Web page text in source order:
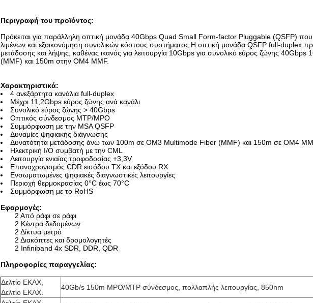
Περιγραφή του προϊόντος:
Πρόκειται για παράλληλη οπτική μονάδα 40Gbps Quad Small Form-factor Pluggable (QSFP)
λιμένων και εξοικονόμηση συνολικών κόστους συστήματος.Η οπτική μονάδα QSFP full-duplex
μετάδοσης και λήψης, καθένας ικανός για λειτουργία 10Gbps για συνολικό εύρος ζώνης
(MMF) και 150m στην OM4 MMF.
Χαρακτηριστικά:
4 ανεξάρτητα κανάλια full-duplex
Μέχρι 11,2Gbps εύρος ζώνης ανά κανάλι
Συνολικό εύρος ζώνης > 40Gbps
Οπτικός σύνδεσμος MTP/MPO
Συμμόρφωση με την MSA QSFP
Δυναμίες ψηφιακής διάγνωσης
Δυνατότητα μετάδοσης άνω των 100m σε OM3 Multimode Fiber (MMF) και 150m σε OM4
Ηλεκτρική I/O συμβατή με την CML
Λειτουργία ενιαίας τροφοδοσίας +3,3V
Επαναχρονισμός CDR εισόδου TX και εξόδου RX
Ενσωματωμένες ψηφιακές διαγνωστικές λειτουργίες
Περιοχή θερμοκρασίας 0°C έως 70°C
Συμμόρφωση με το RoHS
Εφαρμογές:
2 Από ράφι σε ράφι
2 Κέντρα δεδομένων
2 Δίκτυα μετρό
2 Διακόπτες και δρομολογητές
2 Infiniband 4x SDR, DDR, QDR
Πληροφορίες παραγγελίας:
Δελτίο ΕΚΑΧ,
Δελτίο ΕΚΑΧ.
40Gb/s 150m MPO/MTP σύνδεσμος, πολλαπλής λειτουργίας, 850nm